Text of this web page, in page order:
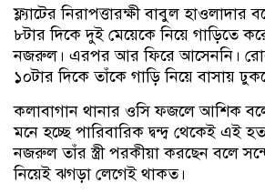
ফ্ল্যাটের নিরাপত্তারক্ষী বাবুল
৮টার দিকে দুই মেয়েকে নিয়ে গাড়িতে
নজরুল। এরপর আর ফিরে আসেননি।
১০টার দিকে তাঁকে গাড়ি নিয়ে বাসায়
কলাবাগান থানার ওসি ফজলে আশিক
মনে হচ্ছে পারিবারিক দ্বন্দ্ব থেকেই এই
নজরুল তাঁর স্ত্রী পরকীয়া করছেন বলে
নিয়েই ঝগড়া লেগেই থাকত।